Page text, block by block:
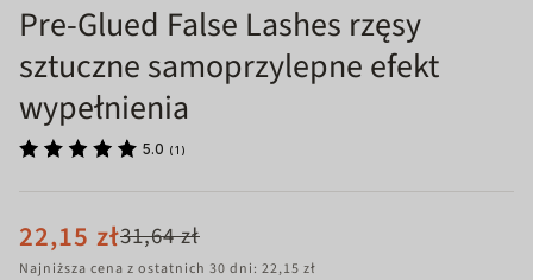
Pre-Glued False Lashes rzęsy
sztuczne samoprzylepne efekt
wypełnienia
5.0 ( 1 )
22,15 zł31,64 zł
Najniższa cena z ostatnich 30 dni: 22,15 zł